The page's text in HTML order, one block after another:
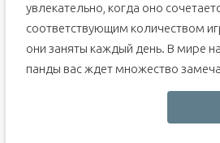
увлекательно, когда оно
соответствующим количеством
они заняты каждый день. В мире
панды вас ждет множество